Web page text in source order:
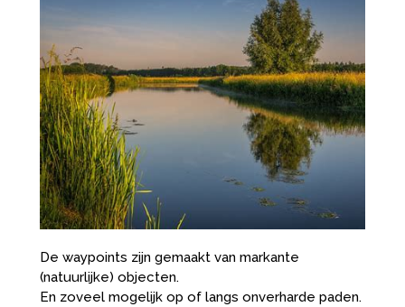
De waypoints zijn gemaakt van markante
(natuurlijke) objecten.
En zoveel mogelijk op of langs onverharde paden.